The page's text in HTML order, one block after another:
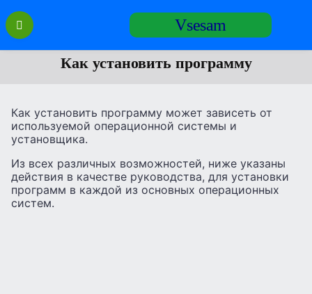
Перейти
содержанию
Vsesam
Как установить программу
Как установить программу может зависеть от
используемой операционной системы и
установщика.
Из всех различных возможностей, ниже указаны
действия в качестве руководства, для установки
программ в каждой из основных операционных
систем.